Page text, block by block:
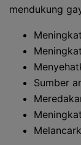
mendukung
Sumber